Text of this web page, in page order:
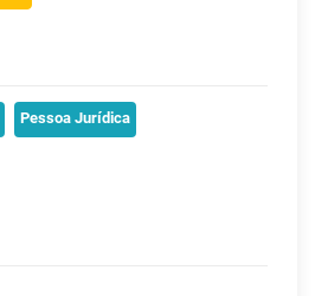
Pessoa Jurídica